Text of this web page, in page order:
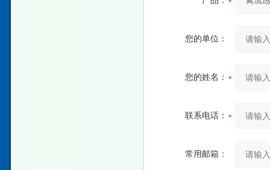
您的单位：
您的姓名：
联系电话：
常用邮箱：